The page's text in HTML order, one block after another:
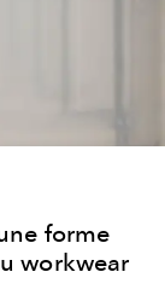
forme
workwear